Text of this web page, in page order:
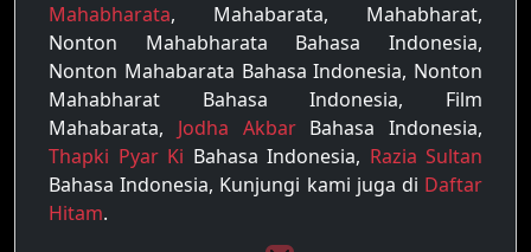
Mahabharata, Mahabarata, Mahabharat,
Nonton Mahabharata Bahasa Indonesia,
Nonton Mahabarata Bahasa Indonesia, Nonton
Mahabharat Bahasa Indonesia, Film
Mahabarata, Jodha AkbarBahasa Indonesia,
Thapki Pyar Ki Bahasa Indonesia, Razia Sultan
Bahasa Indonesia, Kunjungi kami juga di Daftar
Hitam.